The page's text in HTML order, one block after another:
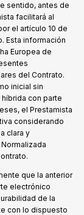
sentido, antes de
facilitará al
el artículo 10 de
Esta información
Europea de
del Contrato.
inicial sin
con parte
el Prestamista
considerando
clara y
que la anterior
electrónico
de la
con lo dispuesto